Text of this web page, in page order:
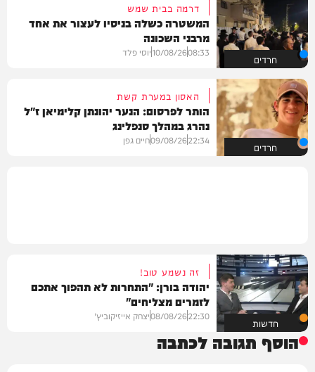
חרדים
דרמה בבית שמש
המשטרה כשלה בניסיו לעצור את אחד
מרבני השכונה
08:33
10/08/26יוסי פלד
חרדים
האסון במערת קשת
הותר לפרסום: הנער יהונתן קלימיאן ז"ל
נהרג במהלך סנפלינג
22:34
09/08/26חיים גפן
חדשות
זה נשמע טוב!
יהודה בורן: "התחרות לא תהפוך אתכם
לזמרים מצליחים"
22:30
08/08/26יצחק אייזיקוביץ'
הוסף תגובה לכתבה